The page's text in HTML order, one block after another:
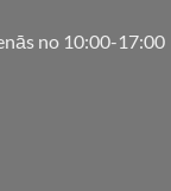
no 10:00-17:00